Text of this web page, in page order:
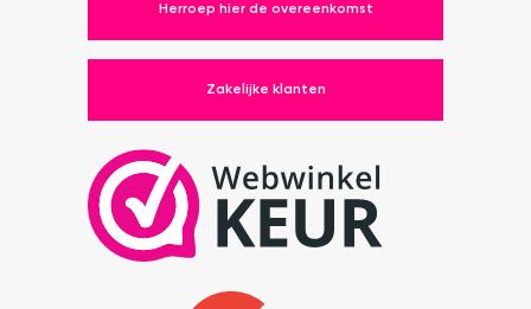
Herroep hier de overeenkomst
Zakelijke klanten